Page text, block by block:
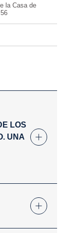
la Casa de
LOS
UNA